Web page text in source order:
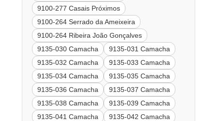
9100-277 Casais Próximos
9100-264 Serrado da Ameixeira
9100-264 Ribeira João Gonçalves
9135-030 Camacha
9135-031 Camacha
9135-032 Camacha
9135-033 Camacha
9135-034 Camacha
9135-035 Camacha
9135-036 Camacha
9135-037 Camacha
9135-038 Camacha
9135-039 Camacha
9135-041 Camacha
9135-042 Camacha